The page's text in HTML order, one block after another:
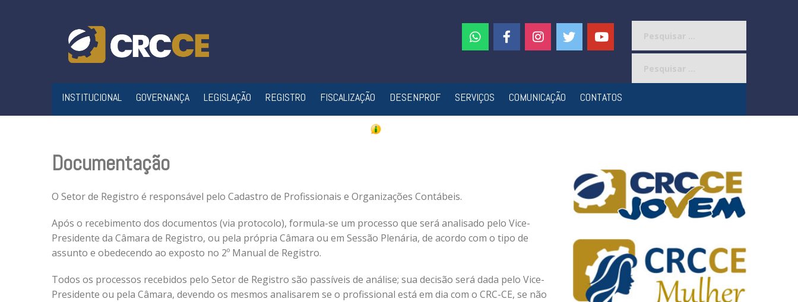
INSTITUCIONAL GOVERNANÇA LEGISLAÇÃO REGISTRO FISCALIZAÇÃO DESENPROF SERVIÇOS COMUNICAÇÃO CONTATOS
Documentação
O Setor de Registro é responsável pelo Cadastro de Profissionais e Organizações Contábeis.
Após o recebimento dos documentos (via protocolo), formula-se um processo que será analisado pelo Vice-
Presidente da Câmara de Registro, ou pela própria Câmara ou em Sessão Plenária, de acordo com o tipo de
assunto e obedecendo ao exposto no 2º Manual de Registro.
Todos os processos recebidos pelo Setor de Registro são passíveis de análise; sua decisão será dada pelo Vice-
Presidente ou pela Câmara, devendo os mesmos analisarem se o profissional está em dia com o CRC-CE, se não